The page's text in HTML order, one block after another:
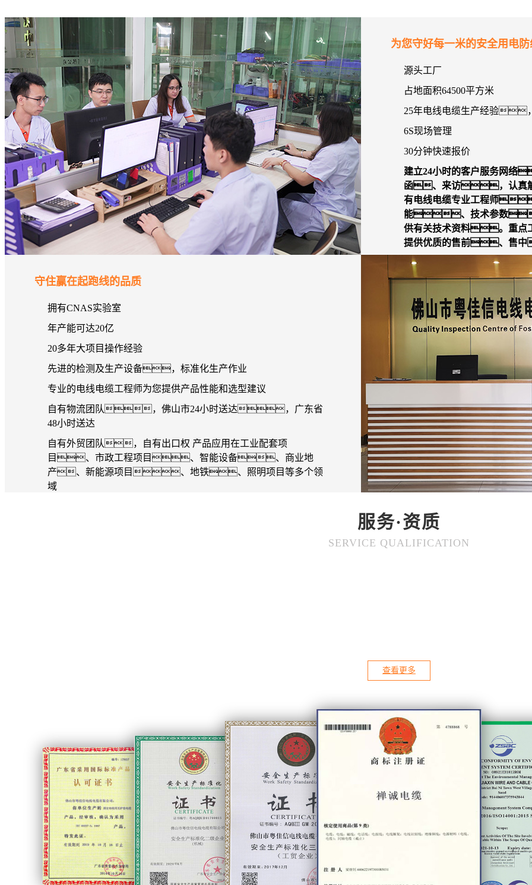
为您守好每一米的安全用电防
源头工厂
占地面积64500平方米
25年电线电缆生产经验
6S现场管理
30分钟快速报价
建立24小时的客户服务网
函、来访，认真解
有电线电缆专业工程师
能、技术参数
供有关技术资料。重
提供优质的售前、售
守住赢在起跑线的品质
拥有CNAS实验室
年产能可达20亿
20多年大项目操作经验
先进的检测及生产设备，标准化生产作业
专业的电线电缆工程师为您提供产品性能和选型建议
自有物流团队，佛山市24小时送达，广东省
48小时送达
自有外贸团队，自有出口权 产品应用在工业配套项
目、市政工程项目、智能设备、商业地
产、新能源项目、地铁、照明项目等多个领
域
服务·资质
SERVICE QUALIFICATION
查看更多